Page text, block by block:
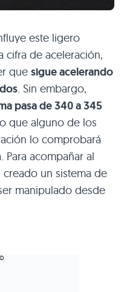
este ligero
cifra de aceleración,
que sigue acelerando
. Sin embargo,
pasa de 340 a 345
que alguno de los
lo comprobará
Para acompañar al
un sistema de
manipulado desde